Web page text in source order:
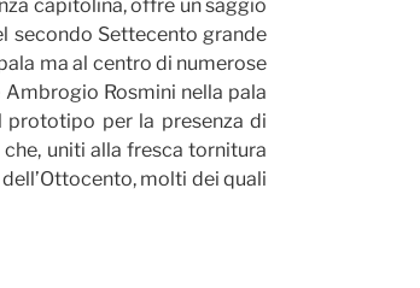
capitolina, offre un saggio
secondo Settecento grande
ma al centro di numerose
Rosmini nella pala
prototipo per la presenza di
uniti alla fresca tornitura
molti dei quali